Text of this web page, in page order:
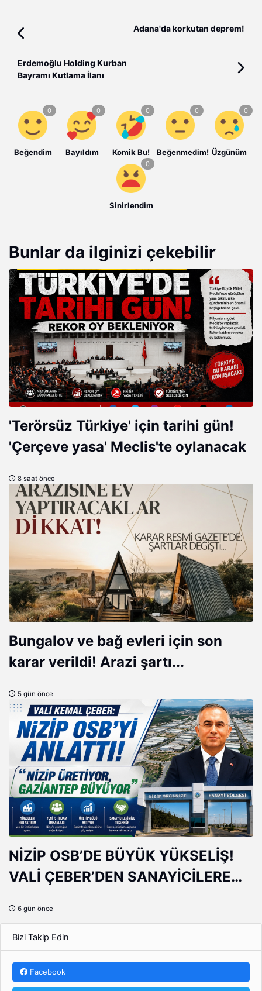
Adana'da korkutan deprem!
Erdemoğlu Holding Kurban
Bayramı Kutlama İlanı
Beğendim Bayıldım Komik Bu! Beğenmedim! Üzgünüm
Sinirlendim
Bunlar da ilginizi çekebilir
'Terörsüz Türkiye' için tarihi gün!
'Çerçeve yasa' Meclis'te oylanacak
8 saat önce
Bungalov ve bağ evleri için son
karar verildi! Arazi şartı...
5 gün önce
NİZİP OSB’DE BÜYÜK YÜKSELİŞ!
VALİ ÇEBER’DEN SANAYİCİLERE
6 gün önce
Bizi Takip Edin
Facebook